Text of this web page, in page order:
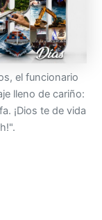
el funcionario
lleno de cariño:
¡Dios te de vida